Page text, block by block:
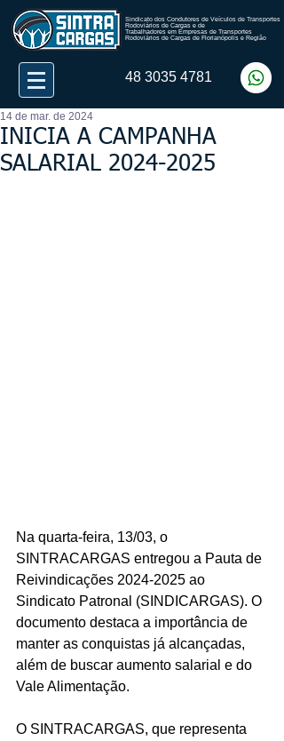
Sindicato dos Condutores de Veículos de Transportes
Rodoviários de Cargas e de
Trabalhadores em Empresas de Transportes
Rodoviários de Cargas de Florianópolis e Região
48 3035 4781
INICIA A CAMPANHA
SALARIAL 2024-2025
14 de mar. de 2024
Na quarta-feira, 13/03, o
SINTRACARGAS entregou a Pauta de
Reivindicações 2024-2025 ao
Sindicato Patronal (SINDICARGAS). O
documento destaca a importância de
manter as conquistas já alcançadas,
além de buscar aumento salarial e do
Vale Alimentação.
O SINTRACARGAS, que representa